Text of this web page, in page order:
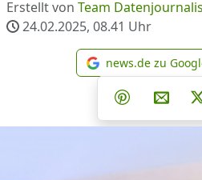
Erstellt von Team
24.02.2025, 08.41 Uhr
news.de zu
Teilen auf
Teilen auf
Per